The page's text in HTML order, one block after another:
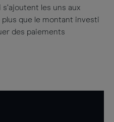
les uns aux
que le montant investi
des paiements